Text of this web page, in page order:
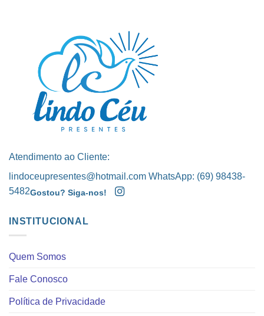
Atendimento ao Cliente:
lindoceupresentes@hotmail.com WhatsApp: (69) 98438-
5482Gostou? Siga-nos!
INSTITUCIONAL
Quem Somos
Fale Conosco
Política de Privacidade